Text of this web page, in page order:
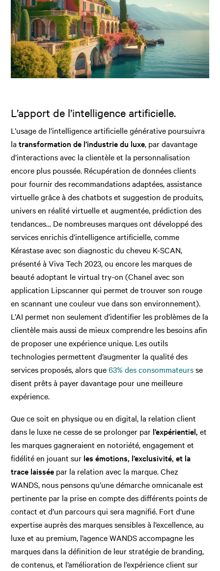
L’apport de l’intelligence artificielle.
L’usage de l’intelligence artificielle générative poursuivra
latransformation de l’industrie du luxe, par davantage
d’interactions avec la clientèle et la personnalisation
encore plus poussée. Récupération de données clients
pour fournir des recommandations adaptées, assistance
virtuelle grâce à des chatbots et suggestion de produits,
univers en réalité virtuelle et augmentée, prédiction des
tendances… De nombreuses marques ont développé des
services enrichis d’intelligence artificielle, comme
Kérastase avec son diagnostic du cheveu K-SCAN,
présenté à Viva Tech 2023, ou encore les marques de
beauté adoptant le virtual try-on (Chanel avec son
application Lipscanner qui permet de trouver son rouge
en scannant une couleur vue dans son environnement).
L’AI permet non seulement d’identifier les problèmes de la
clientèle mais aussi de mieux comprendre les besoins afin
de proposer une expérience unique. Les outils
technologies permettent d’augmenter la qualité des
services proposés, alors que63% des consommateursse
disent prêts à payer davantage pour une meilleure
expérience.
Que ce soit en physique ou en digital, la relation client
dans le luxe ne cesse de se prolonger par l’expérientiel, et
les marques gagneraient en notoriété, engagement et
fidélité en jouant sur les émotions, l’exclusivité, et la
trace laissée par la relation avec la marque. Chez
WANDS, nous pensons qu’une démarche omnicanale est
pertinente par la prise en compte des différents points de
contact et d’un parcours qui sera magnifié. Fort d’une
expertise auprès des marques sensibles à l’excellence, au
luxe et au premium, l’agence WANDS accompagne les
marques dans la définition de leur stratégie de branding,
de contenus, et l’amélioration de l’expérience client sur